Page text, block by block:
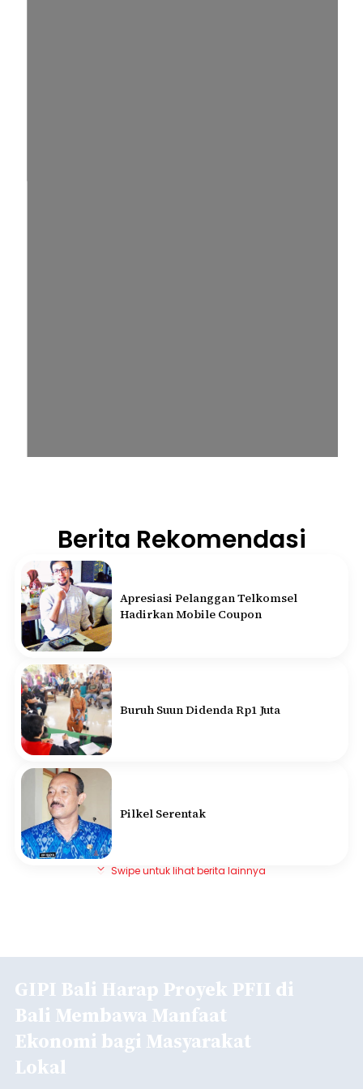
Berita Rekomendasi
Apresiasi Pelanggan Telkomsel
Hadirkan Mobile Coupon
Buruh Suun Didenda Rp1 Juta
Pilkel Serentak
Swipe untuk lihat berita lainnya
GIPI Bali Harap Proyek PFII di
Bali Membawa Manfaat
Ekonomi bagi Masyarakat
Lokal